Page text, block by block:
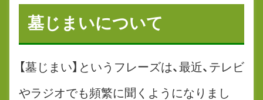
墓じまいについて
【墓じまい】というフレーズは、最近、テレビ
やラジオでも頻繁に聞くようになりまし